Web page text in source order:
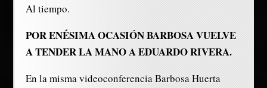
Al tiempo.
POR ENÉSIMA OCASIÓN BARBOSA VUELVE
A TENDER LA MANO A EDUARDO RIVERA.
En la misma videoconferencia Barbosa Huerta